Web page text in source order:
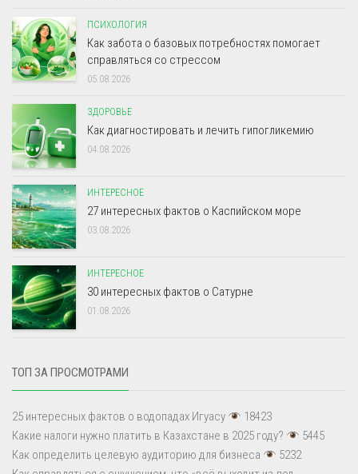
ПСИХОЛОГИЯ
Как забота о базовых потребностях помогает
справляться со стрессом
05.08.2026
ЗДОРОВЬЕ
Как диагностировать и лечить гипогликемию
04.08.2026
ИНТЕРЕСНОЕ
27 интересных фактов о Каспийском море
03.08.2026
ИНТЕРЕСНОЕ
30 интересных фактов о Сатурне
01.08.2026
ТОП ЗА ПРОСМОТРАМИ
25 интересных фактов о водопадах Игуасу
18423
Какие налоги нужно платить в Казахстане в 2025 году?
5445
Как определить целевую аудиторию для бизнеса
5232